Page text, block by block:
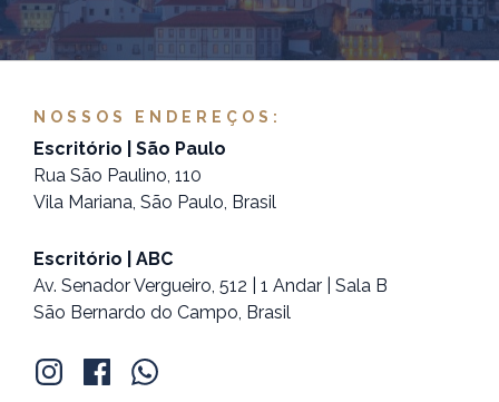
NOSSOS ENDEREÇOS:
Escritório | São Paulo
Rua São Paulino, 110
Vila Mariana, São Paulo, Brasil
Escritório | ABC
Av. Senador Vergueiro, 512 | 1 Andar | Sala B
São Bernardo do Campo, Brasil